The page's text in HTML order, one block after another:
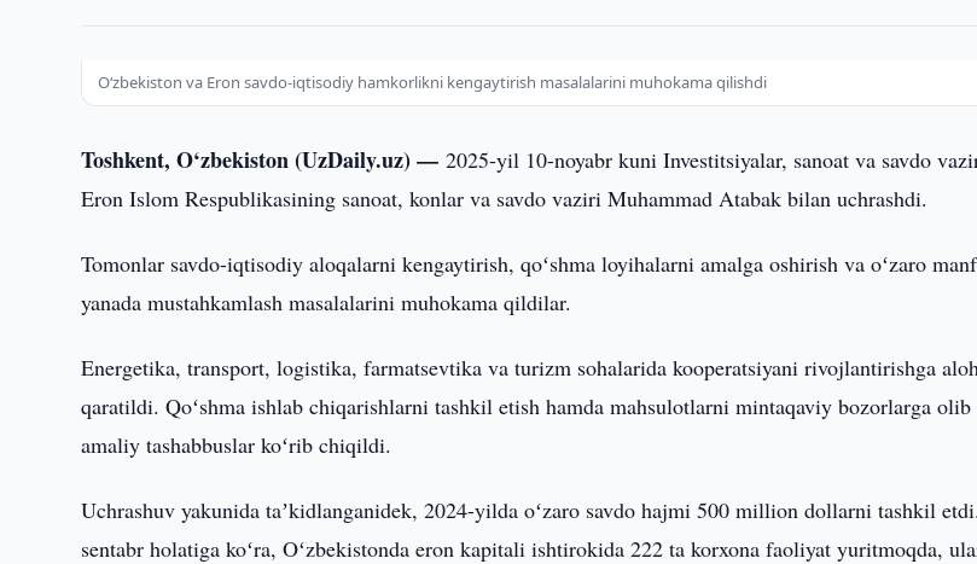
Oʻzbekiston va Eron savdo-iqtisodiy hamkorlikni kengaytirish masalalarini muhokama qilishdi
Toshkent, O‘zbekiston (UzDaily.uz) —2025-yil 10-noyabr kuni Investitsiyalar, sanoat va savdo
Eron Islom Respublikasining sanoat, konlar va savdo vaziri Muhammad Atabak bilan uchrashdi.
Tomonlar savdo-iqtisodiy aloqalarni kengaytirish, qoʻshma loyihalarni amalga oshirish va oʻzaro
yanada mustahkamlash masalalarini muhokama qildilar.
Energetika, transport, logistika, farmatsevtika va turizm sohalarida kooperatsiyani rivojlantirishga
qaratildi. Qoʻshma ishlab chiqarishlarni tashkil etish hamda mahsulotlarni mintaqaviy bozorlarga
amaliy tashabbuslar koʻrib chiqildi.
Uchrashuv yakunida taʼkidlanganidek, 2024-yilda oʻzaro savdo hajmi 500 million dollarni tashkil
sentabr holatiga koʻra, Oʻzbekistonda eron kapitali ishtirokida 222 ta korxona faoliyat yuritmoqda,